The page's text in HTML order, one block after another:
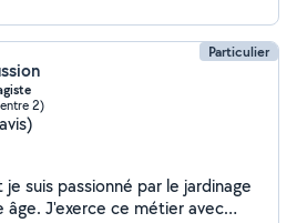
Particulier
2)
suis passionné par le jardinage
âge. J'exerce ce métier avec